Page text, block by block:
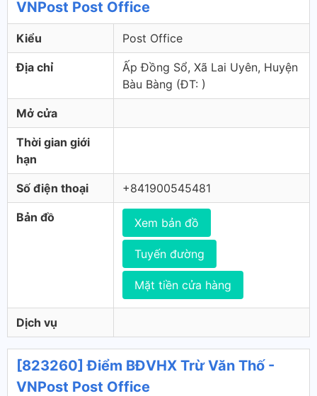
VNPost Post Office
Kiểu Post Office
Địa chỉ
Ấp Đồng Sổ, Xã Lai Uyên, Huyện
Bàu Bàng (ÐT: )
Mở cửa
Thời gian giới
hạn
Số điện thoại +841900545481
Bản đồ Xem bản đồ
Tuyến đường
Mặt tiền cửa hàng
Dịch vụ
[823260] Điểm BĐVHX Trừ Văn Thố -
VNPost Post Office